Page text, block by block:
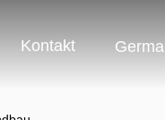
Kontakt